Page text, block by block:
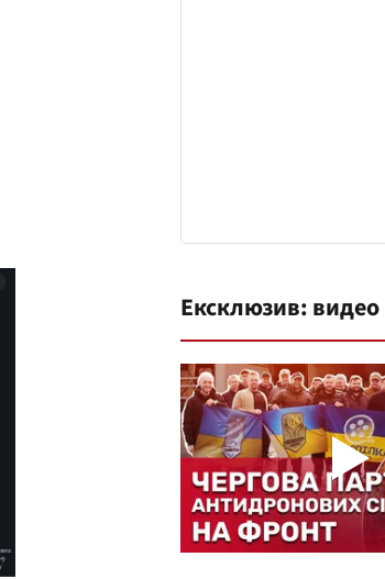
Ексклюзив: видео